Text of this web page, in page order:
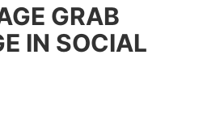
GRAB
IN SOCIAL